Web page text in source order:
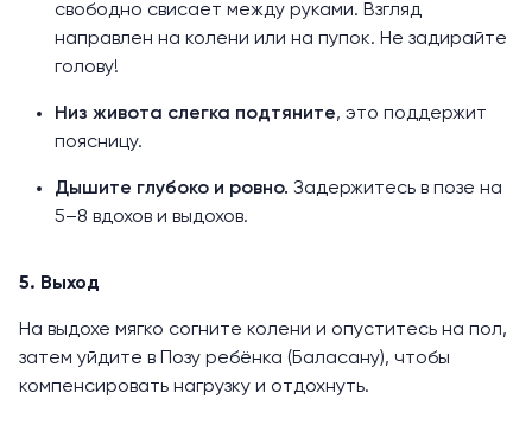
свободно свисает между руками. Взгляд
направлен на колени или на пупок. Не задирайте
голову!
Низ живота слегка подтяните, это поддержит
поясницу.
Дышите глубоко и ровно. Задержитесь в позе на
5–8 вдохов и выдохов.
5. Выход
На выдохе мягко согните колени и опуститесь на пол,
затем уйдите в Позу ребёнка (Баласану), чтобы
компенсировать нагрузку и отдохнуть.